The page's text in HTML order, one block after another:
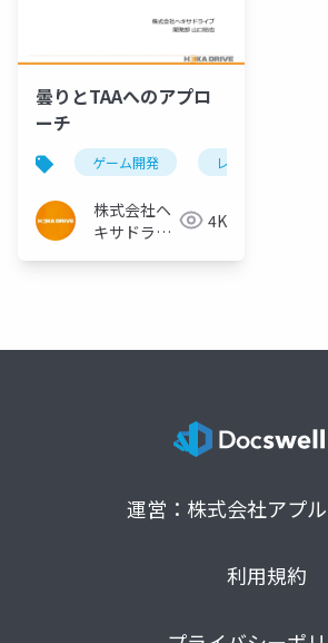
曇りとTAAへのアプロ
ーチ
ゲーム開発 レンダリング
株式会社ヘ
キサドライ
4K
運営：株式会社アプ
利用規約